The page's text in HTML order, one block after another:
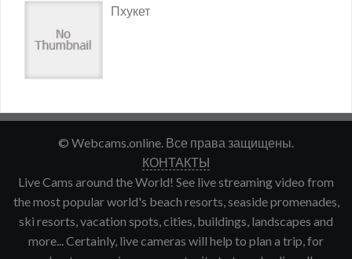
Пхукет
© Webcams.online. Все права защищены.
КОНТАКТЫ
Live Cams around the World! See live streaming video from
the most popular world's beach resorts, seaside promenades,
ski resorts, vacation spots, cities, buildings, landscapes and
more... Certainly, live cameras will help to plan a trip, for